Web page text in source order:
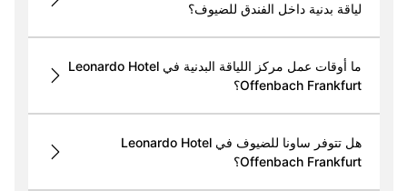
لياقة بدنية داخل الفندق للضيوف؟
ما أوقات عمل مركز اللياقة البدنية في Leonardo Hotel
Offenbach Frankfurt؟
هل تتوفر ساونا للضيوف في Leonardo Hotel
Offenbach Frankfurt؟